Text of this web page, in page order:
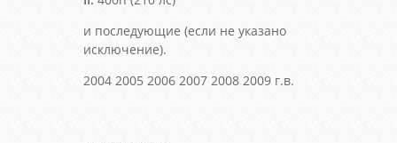
и последующие (если не указано
исключение).
2004 2005 2006 2007 2008 2009 г.в.